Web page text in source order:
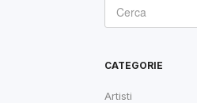
CATEGORIE
Artisti